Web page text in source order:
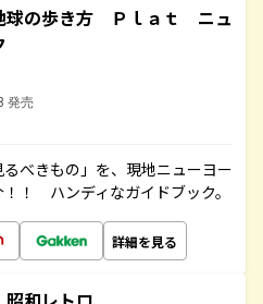
の歩き方 Ｐｌａｔ ニュ
発売
るべきもの」を、現地ニューヨー
！ ハンディなガイドブック。
詳細を見る